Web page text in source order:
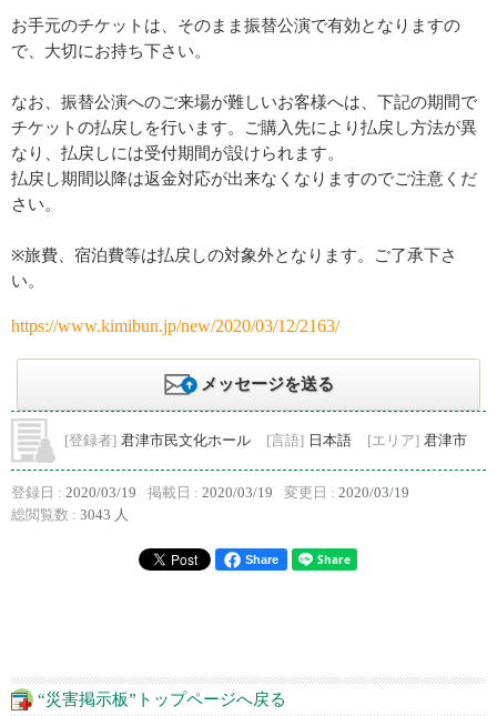
お手元のチケットは、そのまま振替公演で有効となりますの
で、大切にお持ち下さい。
なお、振替公演へのご来場が難しいお客様へは、下記の期間で
チケットの払戻しを行います。ご購入先により払戻し方法が異
なり、払戻しには受付期間が設けられます。
払戻し期間以降は返金対応が出来なくなりますのでご注意くだ
さい。
※旅費、宿泊費等は払戻しの対象外となります。ご了承下さ
い。
https://www.kimibun.jp/new/2020/03/12/2163/
メッセージを送る
[登録者] 君津市民文化ホール [言語] 日本語 [エリア] 君津市
登録日 : 2020/03/19 掲載日 : 2020/03/19 変更日 : 2020/03/19
総閲覧数 : 3043 人
Share
“災害掲示板”トップページへ戻る